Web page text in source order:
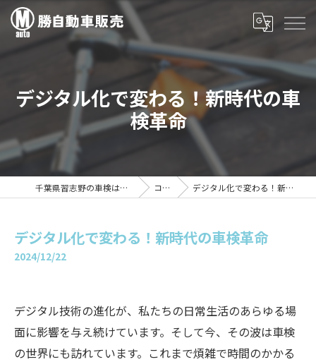
デジタル化で変わる！新時代の車
検革命
千葉県習志野の車検は勝自動車販売 コラム デジタル化で変わる！新時代の車検革命
デジタル化で変わる！新時代の車検革命
2024/12/22
デジタル技術の進化が、私たちの日常生活のあらゆる場
面に影響を与え続けています。そして今、その波は車検
の世界にも訪れています。これまで煩雑で時間のかかる